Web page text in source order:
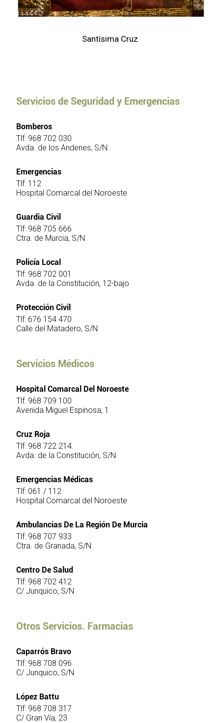
Santísima Cruz
Servicios de Seguridad y Emergencias
Bomberos
Tlf: 968 702 030
Avda. de los Andenes, S/N
Emergencias
Tlf: 112
Hospital Comarcal del Noroeste
Guardia Civil
Tlf: 968 705 666
Ctra. de Murcia, S/N
Policía Local
Tlf: 968 702 001
Avda. de la Constitución, 12-bajo
Protección Civil
Tlf: 676 154 470
Calle del Matadero, S/N
Servicios Médicos
Hospital Comarcal Del Noroeste
Tlf: 968 709 100
Avenida Miguel Espinosa, 1
Cruz Roja
Tlf: 968 722 214.
Avda. de la Constitución, S/N
Emergencias Médicas
Tlf: 061 / 112
Hospital Comarcal del Noroeste
Ambulancias De La Región De Murcia
Tlf: 968 707 933
Ctra. de Granada, S/N
Centro De Salud
Tlf: 968 702 412
C/ Junquico, S/N
Otros Servicios. Farmacias
Caparrós Bravo
Tlf: 968 708 096
C/ Junquico, S/N
López Battu
Tlf: 968 708 317
C/ Gran Vía, 23